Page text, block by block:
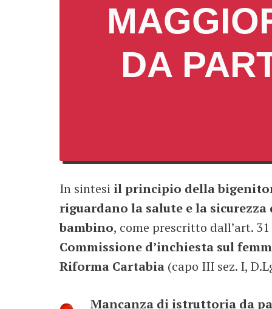
DA
In sintesi il principio della
riguardano la salute e la
bambino, come prescritto dall’art.
Commissione d’inchiesta sul
Riforma Cartabia (capo III sez. I,
Mancanza di istruttoria da